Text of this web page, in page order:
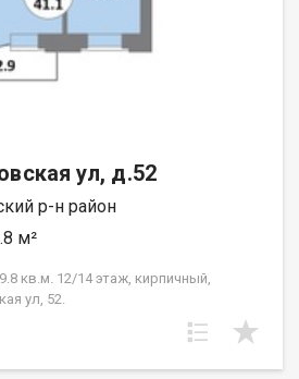
ул, д.52
р-н район
м²
кв.м. 12/14 этаж, кирпичный,
ул, 52.